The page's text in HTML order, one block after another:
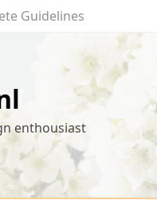
Guidelines
enthousiast